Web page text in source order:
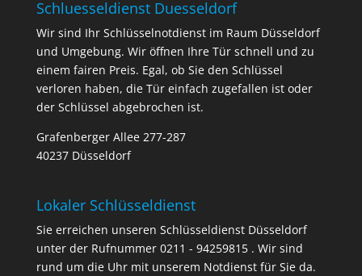
Schluesseldienst Duesseldorf
Wir sind Ihr Schlüsselnotdienst im Raum Düsseldorf
und Umgebung. Wir öffnen Ihre Tür schnell und zu
einem fairen Preis. Egal, ob Sie den Schlüssel
verloren haben, die Tür einfach zugefallen ist oder
der Schlüssel abgebrochen ist.
Grafenberger Allee 277-287
40237 Düsseldorf
Lokaler Schlüsseldienst
Sie erreichen unseren Schlüsseldienst Düsseldorf
unter der Rufnummer 0211 - 94259815 . Wir sind
rund um die Uhr mit unserem Notdienst für Sie da.